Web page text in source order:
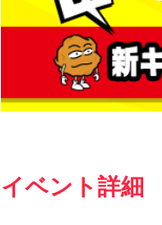
イベント詳細